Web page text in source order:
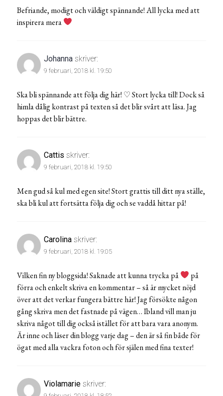
Befriande, modigt och väldigt spännande! All lycka med att
inspirera mera
Johanna skriver:
9 februari, 2018 kl. 19:50
Ska bli spännande att följa dig här! ♡ Stort lycka till! Dock så
himla dålig kontrast på texten så det blir svårt att läsa. Jag
hoppas det blir bättre.
Cattis skriver:
9 februari, 2018 kl. 19:50
Men gud så kul med egen site! Stort grattis till ditt nya ställe,
ska bli kul att fortsätta följa dig och se vaddå hittar på!
Carolina skriver:
9 februari, 2018 kl. 19:05
Vilken fin ny bloggsida! Saknade att kunna trycka på
på
förra och enkelt skriva en kommentar – så är mycket nöjd
över att det verkar fungera bättre här! Jag försökte någon
gång skriva men det fastnade på vägen… Ibland vill man ju
skriva något till dig också istället för att bara vara anonym.
Är inne och läser din blogg varje dag – den är så fin både för
ögat med alla vackra foton och för själen med fina texter!
Violamarie skriver: